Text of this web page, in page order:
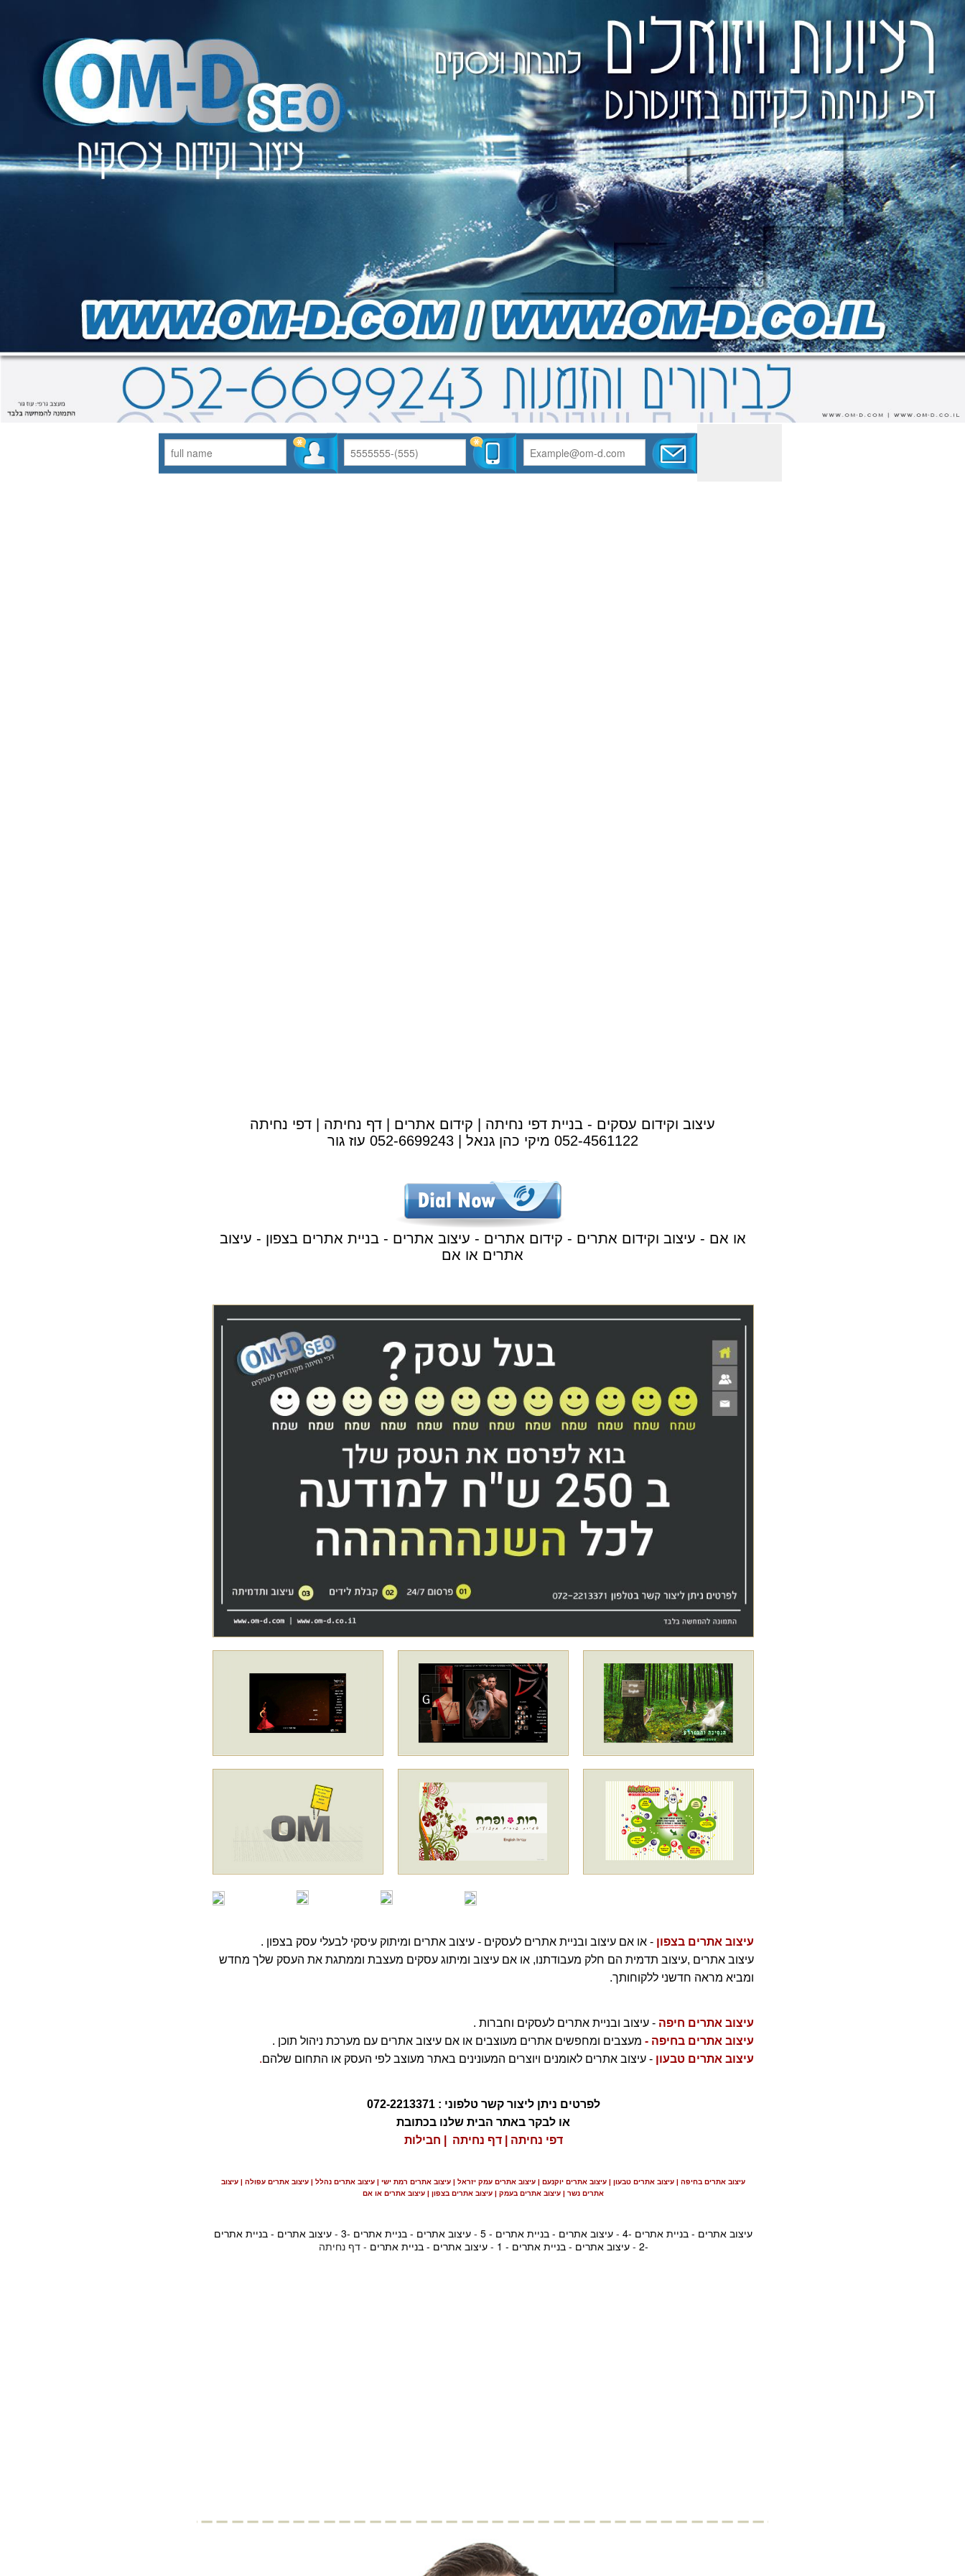
עיצוב וקידום עסקים - בניית דפי נחיתה | קידום אתרים | דף נחיתה | דפי נחיתה
052-4561122 מיקי כהן גנאל | 052-6699243 עוז גור
או אם - עיצוב וקידום אתרים - קידום אתרים - עיצוב אתרים - בניית אתרים בצפון - עיצוב
אתרים או אם
עיצוב אתרים בצפון - או אם עיצוב ובניית אתרים לעסקים - עיצוב אתרים ומיתוק עיסקי לבעלי עסק בצפון .
עיצוב אתרים ,עיצוב תדמית הם חלק מעבודתנו, או אם עיצוב ומיתוג עסקים מעצבת וממתגת את העסק שלך מחדש
ומביא מראה חדשני ללקוחותך.
עיצוב אתרים חיפה - עיצוב ובניית אתרים לעסקים וחברות .
עיצוב אתרים בחיפה - מעצבים ומחפשים אתרים מעוצבים או אם עיצוב אתרים עם מערכת ניהול תוכן .
עיצוב אתרים טבעון - עיצוב אתרים לאומנים ויוצרים המעונינים באתר מעוצב לפי העסק או התחום שלהם.
לפרטים ניתן ליצור קשר טלפוני : 072-2213371
או לבקר באתר הבית שלנו בכתובת
דפי נחיתה |דף נחיתה חבילות
עיצוב אתרים בחיפה | עיצוב אתרים טבעון | עיצוב אתרים יוקנעם | עיצוב אתרים עמק יזראל | עיצוב אתרים רמת ישי | עיצוב אתרים נהלל | עיצוב אתרים עפולה | עיצוב
אתרים נשר | עיצוב אתרים בעמק | עיצוב אתרים בצפון | עיצוב אתרים או אם
עיצוב אתרים - בניית אתרים -4 - עיצוב אתרים - בניית אתרים - 5 - עיצוב אתרים - בניית אתרים -3 - עיצוב אתרים - בניית אתרים
-2
-עיצוב אתרים - בניית אתרים - 1 -עיצוב אתרים - בניית אתרים - דף נחיתה